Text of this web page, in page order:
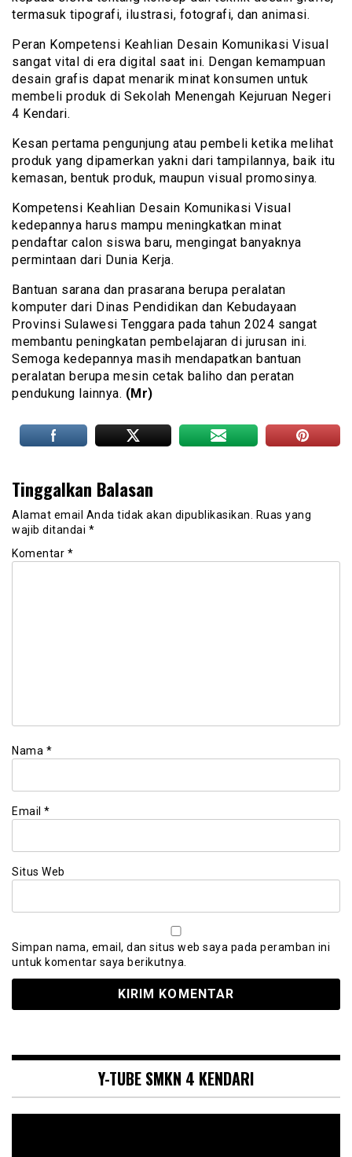
termasuk tipografi, ilustrasi, fotografi, dan animasi.
Peran Kompetensi Keahlian Desain Komunikasi Visual
sangat vital di era digital saat ini. Dengan kemampuan
desain grafis dapat menarik minat konsumen untuk
membeli produk di Sekolah Menengah Kejuruan Negeri
4 Kendari.
Kesan pertama pengunjung atau pembeli ketika melihat
produk yang dipamerkan yakni dari tampilannya, baik itu
kemasan, bentuk produk, maupun visual promosinya.
Kompetensi Keahlian Desain Komunikasi Visual
kedepannya harus mampu meningkatkan minat
pendaftar calon siswa baru, mengingat banyaknya
permintaan dari Dunia Kerja.
Bantuan sarana dan prasarana berupa peralatan
komputer dari Dinas Pendidikan dan Kebudayaan
Provinsi Sulawesi Tenggara pada tahun 2024 sangat
membantu peningkatan pembelajaran di jurusan ini.
Semoga kedepannya masih mendapatkan bantuan
peralatan berupa mesin cetak baliho dan peratan
pendukung lainnya. (Mr)
Tinggalkan Balasan
Alamat email Anda tidak akan dipublikasikan. Ruas yang
wajib ditandai *
Komentar *
Nama *
Email *
Situs Web
Simpan nama, email, dan situs web saya pada peramban ini
untuk komentar saya berikutnya.
Y-TUBE SMKN 4 KENDARI